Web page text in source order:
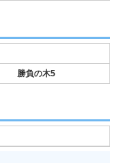
勝負の木5